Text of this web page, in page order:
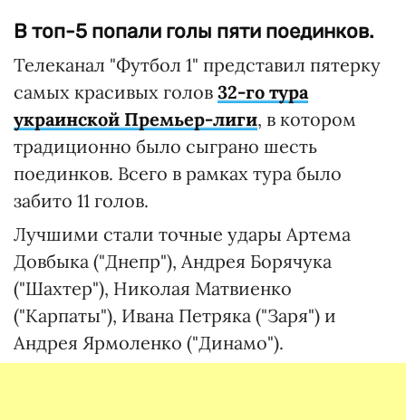
В топ-5 попали голы пяти поединков.
Телеканал "Футбол 1" представил пятерку
самых красивых голов 32-го тура
украинской Премьер-лиги, в котором
традиционно было сыграно шесть
поединков. Всего в рамках тура было
забито 11 голов.
Лучшими стали точные удары Артема
Довбыка ("Днепр"), Андрея Борячука
("Шахтер"), Николая Матвиенко
("Карпаты"), Ивана Петряка ("Заря") и
Андрея Ярмоленко ("Динамо").